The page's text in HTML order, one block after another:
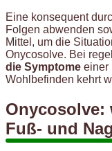
Eine konsequent
Folgen abwenden
Mittel, um die
Onycosolve. Bei
die Symptome einer
Wohlbefinden kehrt
Onycosolve:
Fuß- und